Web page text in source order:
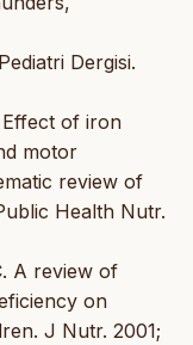
Dergisi.
Effect of iron
motor
review of
Health Nutr.
A review of
on
J Nutr. 2001;